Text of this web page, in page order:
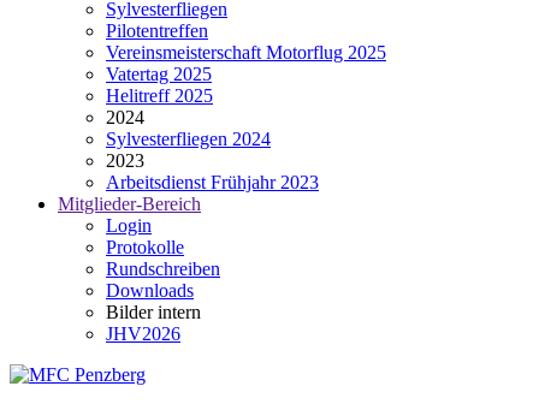
Sylvesterfliegen
Pilotentreffen
Vereinsmeisterschaft Motorflug 2025
Vatertag 2025
Helitreff 2025
2024
Sylvesterfliegen 2024
2023
Arbeitsdienst Frühjahr 2023
Mitglieder-Bereich
Login
Protokolle
Rundschreiben
Downloads
Bilder intern
JHV2026